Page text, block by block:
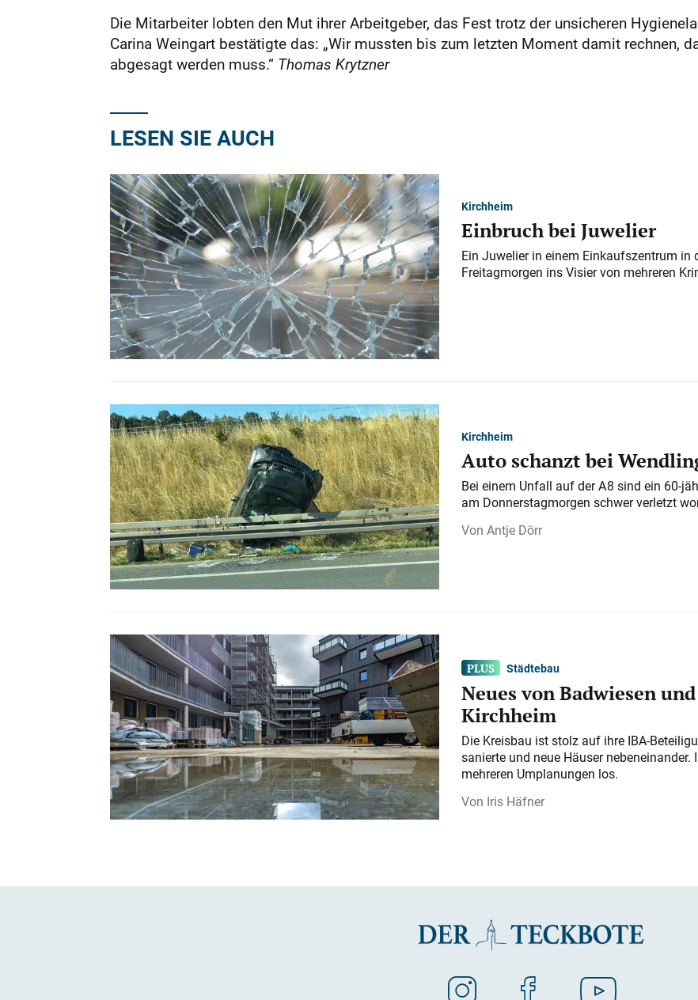
Die Mitarbeiter lobten den Mut ihrer Arbeitgeber, das Fest trotz der unsicheren
Carina Weingart bestätigte das: „Wir mussten bis zum letzten Moment damit rechnen,
abgesagt werden muss.“Thomas Krytzner
LESEN SIE AUCH
Kirchheim
Einbruch bei Juwelier
Ein Juwelier in einem Einkaufszentrum
Freitagmorgen ins Visier von mehreren
Kirchheim
Auto schanzt bei
Bei einem Unfall auf der A 8 sind ein 60-
am Donnerstagmorgen schwer verletzt
Antje Dörr
Städtebau
Neues von Badwiesen
Kirchheim
Die Kreisbau ist stolz auf ihre IBA-
sanierte und neue Häuser
mehreren Umplanungen los.
Iris Häfner